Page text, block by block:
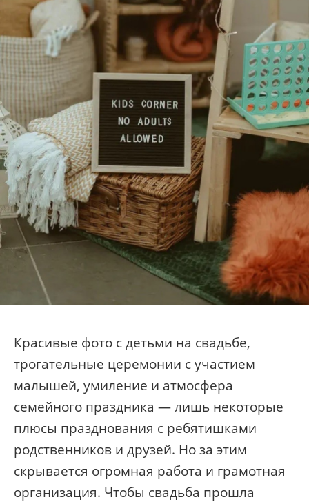
Красивые фото с детьми на свадьбе,
трогательные церемонии с участием
малышей, умиление и атмосфера
семейного праздника — лишь некоторые
плюсы празднования с ребятишками
родственников и друзей. Но за этим
скрывается огромная работа и грамотная
организация. Чтобы свадьба прошла